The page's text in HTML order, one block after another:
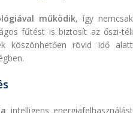
működik, így nemcsak
fűtést is biztosít az őszi-téli
köszönhetően rövid idő alatt
intelligens energiafelhasználást